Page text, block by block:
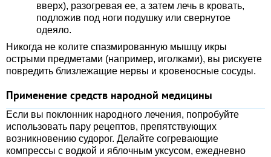
вверх), разогревая ее, а затем лечь в кровать,
подложив под ноги подушку или свернутое
одеяло.
Никогда не колите спазмированную мышцу икры
острыми предметами (например, иголками), вы рискуете
повредить близлежащие нервы и кровеносные сосуды.
Применение средств народной медицины
Если вы поклонник народного лечения, попробуйте
использовать пару рецептов, препятствующих
возникновению судорог. Делайте согревающие
компрессы с водкой и яблочным уксусом, ежедневно